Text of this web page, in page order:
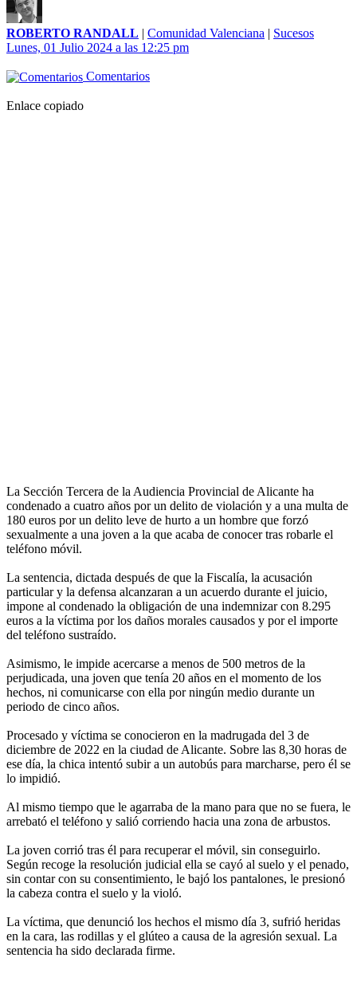
ROBERTO RANDALL | Comunidad Valenciana | Sucesos
Lunes, 01 Julio 2024 a las 12:25 pm
Comentarios
Enlace copiado
La Sección Tercera de la Audiencia Provincial de Alicante ha
condenado a cuatro años por un delito de violación y a una multa de
180 euros por un delito leve de hurto a un hombre que forzó
sexualmente a una joven a la que acaba de conocer tras robarle el
teléfono móvil.
La sentencia, dictada después de que la Fiscalía, la acusación
particular y la defensa alcanzaran a un acuerdo durante el juicio,
impone al condenado la obligación de una indemnizar con 8.295
euros a la víctima por los daños morales causados y por el importe
del teléfono sustraído.
Asimismo, le impide acercarse a menos de 500 metros de la
perjudicada, una joven que tenía 20 años en el momento de los
hechos, ni comunicarse con ella por ningún medio durante un
periodo de cinco años.
Procesado y víctima se conocieron en la madrugada del 3 de
diciembre de 2022 en la ciudad de Alicante. Sobre las 8,30 horas de
ese día, la chica intentó subir a un autobús para marcharse, pero él se
lo impidió.
Al mismo tiempo que le agarraba de la mano para que no se fuera, le
arrebató el teléfono y salió corriendo hacia una zona de arbustos.
La joven corrió tras él para recuperar el móvil, sin conseguirlo.
Según recoge la resolución judicial ella se cayó al suelo y el penado,
sin contar con su consentimiento, le bajó los pantalones, le presionó
la cabeza contra el suelo y la violó.
La víctima, que denunció los hechos el mismo día 3, sufrió heridas
en la cara, las rodillas y el glúteo a causa de la agresión sexual. La
sentencia ha sido declarada firme.